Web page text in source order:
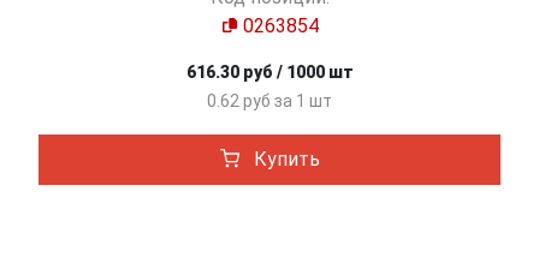
0263854
616.30 руб / 1000 шт
0.62 руб за 1 шт
Купить